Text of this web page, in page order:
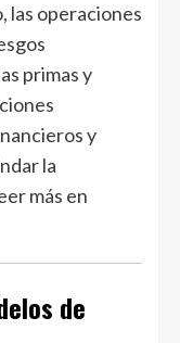
las operaciones
primas y
y
la
más en
de